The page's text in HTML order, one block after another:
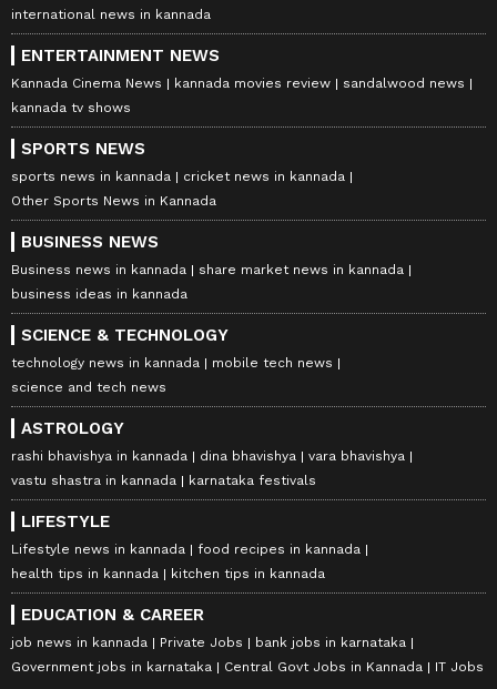
international news in kannada
ENTERTAINMENT NEWS
Kannada Cinema News kannada movies review
sandalwood news
kannada tv shows
SPORTS NEWS
sports news in kannada
cricket news in kannada
Other Sports News in Kannada
BUSINESS NEWS
Business news in kannada
share market news in kannada
business ideas in kannada
SCIENCE & TECHNOLOGY
technology news in kannada
mobile tech news
science and tech news
ASTROLOGY
rashi bhavishya in kannada dina bhavishya
vara bhavishya
vastu shastra in kannada
karnataka festivals
LIFESTYLE
Lifestyle news in kannada
food recipes in kannada
health tips in kannada
kitchen tips in kannada
EDUCATION & CAREER
job news in kannada Private Jobs
bank jobs in karnataka
Government jobs in karnataka
Central Govt Jobs in Kannada IT Jobs